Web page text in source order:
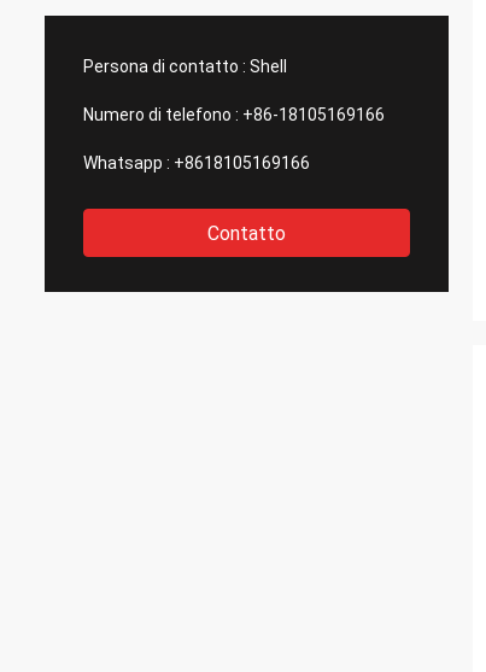
Persona di contatto : Shell
Numero di telefono : +86-18105169166
Whatsapp : +8618105169166
Contatto